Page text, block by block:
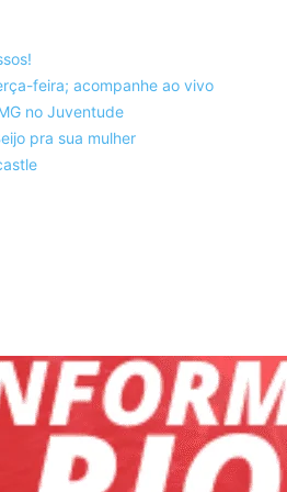
feira; acompanhe ao vivo
no Juventude
pra sua mulher